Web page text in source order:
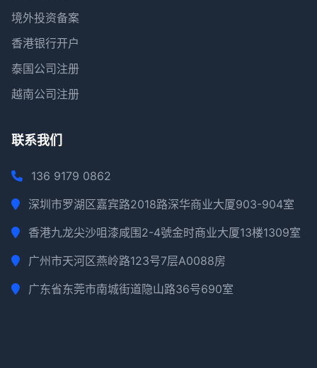
境外投资备案
香港银行开户
泰国公司注册
越南公司注册
联系我们
136 9179 0862
深圳市罗湖区嘉宾路2018路深华商业大厦903-904室
香港九龙尖沙咀漆咸围2-4號金时商业大厦13楼1309室
广州市天河区燕岭路123号7层A0088房
广东省东莞市南城街道隐山路36号690室